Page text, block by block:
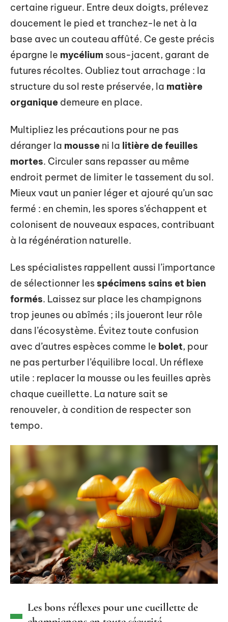
certaine rigueur. Entre deux doigts, prélevez
doucement le pied et tranchez-le net à la
base avec un couteau affûté. Ce geste précis
épargne le mycélium sous-jacent, garant de
futures récoltes. Oubliez tout arrachage : la
structure du sol reste préservée, la matière
organique demeure en place.
Multipliez les précautions pour ne pas
déranger la mousse ni la litière de feuilles
mortes. Circuler sans repasser au même
endroit permet de limiter le tassement du sol.
Mieux vaut un panier léger et ajouré qu’un sac
fermé : en chemin, les spores s’échappent et
colonisent de nouveaux espaces, contribuant
à la régénération naturelle.
Les spécialistes rappellent aussi l’importance
de sélectionner les spécimens sains et bien
formés. Laissez sur place les champignons
trop jeunes ou abîmés ; ils joueront leur rôle
dans l’écosystème. Évitez toute confusion
avec d’autres espèces comme le bolet, pour
ne pas perturber l’équilibre local. Un réflexe
utile : replacer la mousse ou les feuilles après
chaque cueillette. La nature sait se
renouveler, à condition de respecter son
tempo.
Les bons réflexes pour une cueillette de